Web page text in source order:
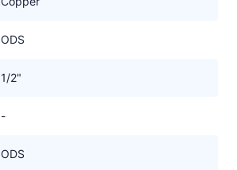
ODS
1/2"
-
ODS